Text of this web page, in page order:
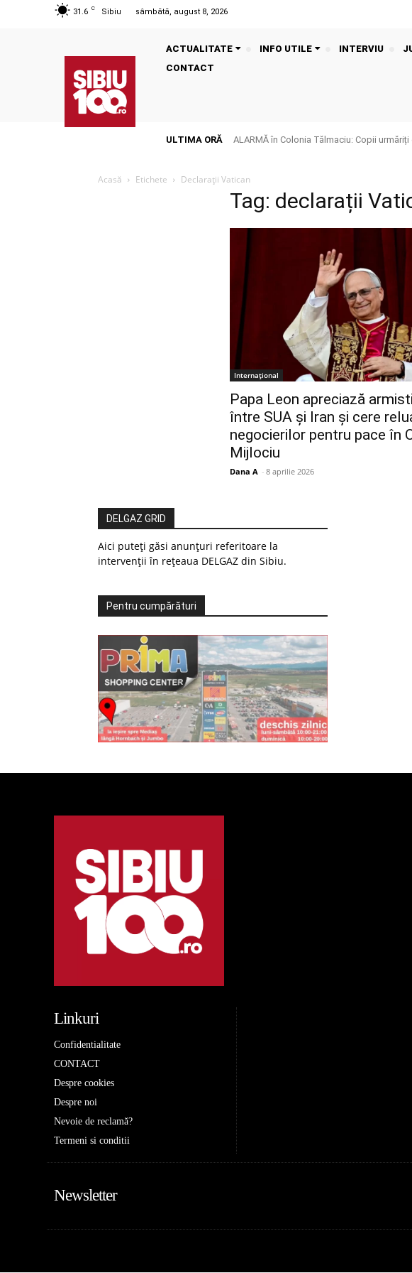
31.6 C Sibiu sâmbătă, august 8, 2026
ACTUALITATE INFO UTILE INTERVIU
CONTACT
ULTIMA ORĂ ALARMĂ în Colonia Tălmaciu: Copii
Acasă Etichete Declarații Vatican
Tag: declarații
Internațional
Papa Leon apreciază
între SUA și Iran și cere
negocierilor pentru pace în
Mijlociu
Dana A - 8 aprilie 2026
DELGAZ GRID
Aici puteți găsi anunțuri referitoare la
intervenții în rețeaua DELGAZ din Sibiu.
Pentru cumpărături
Linkuri
Confidentialitate
CONTACT
Despre cookies
Despre noi
Nevoie de reclamă?
Termeni si conditii
Newsletter